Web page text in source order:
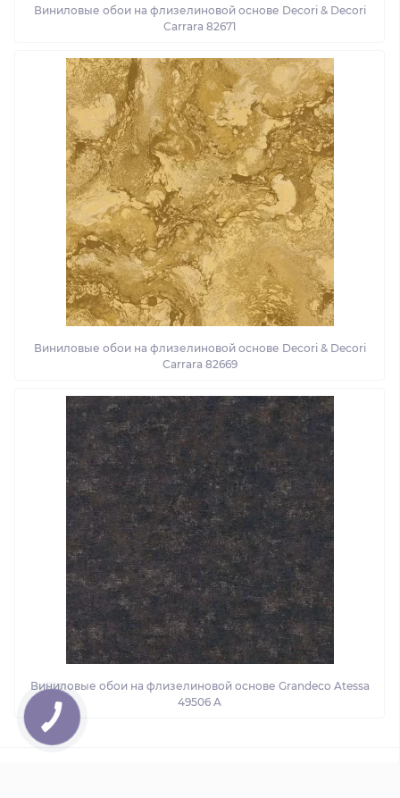
Виниловые обои на флизелиновой основе Decori & Decori
Carrara 82671
Виниловые обои на флизелиновой основе Decori & Decori
Carrara 82669
Виниловые обои на флизелиновой основе Grandeco Atessa
49506 A